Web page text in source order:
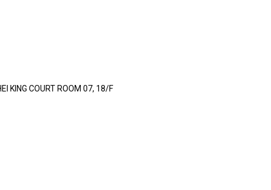
KING COURT ROOM 07, 18/F